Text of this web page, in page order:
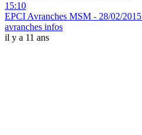
15:10
EPCI Avranches MSM - 28/02/
avranches infos
il y a 11 ans